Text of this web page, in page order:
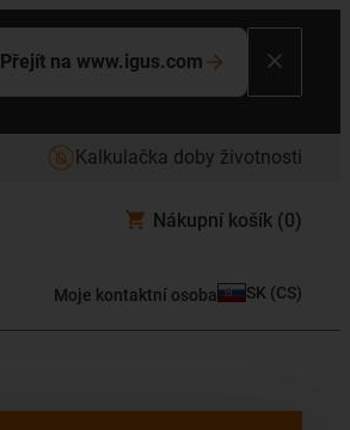
Přejít na www.igus.com
Kalkulačka doby životnosti
Nákupní košík (0)
Moje kontaktní osoba SK (CS)